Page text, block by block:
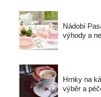
Nádobí
výhody a
Hrnky na
výběr a